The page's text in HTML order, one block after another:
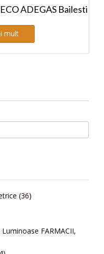
ADEGAS Bailesti
mult
(36)
FARMACII,